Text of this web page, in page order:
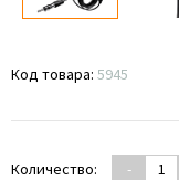
Код товара: 5945
Количество: -